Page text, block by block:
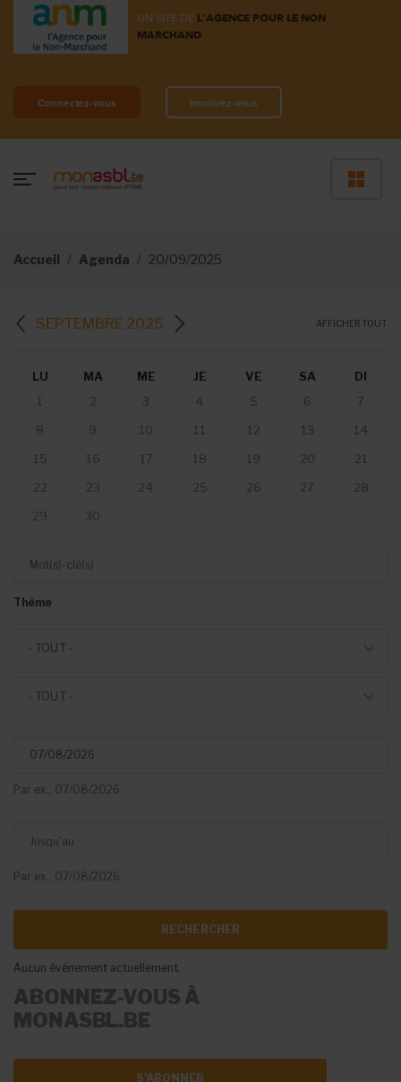
UN SITE DE L'AGENCE POUR LE NON
MARCHAND
Connectez-vous Inscrivez-vous
Accueil Agenda 20/09/2025
SEPTEMBRE 2025
LU MA ME JE VE SA
DI
1
2 3 4 5 6
7
8
9 10 11 12 13
14
15
16 17 18 19 20
21
22
23 24 25 26 27
28
29
30
AFFICHER TOUT
Thème
- TOUT -
- TOUT -
Par ex., 07/08/2026
Par ex., 07/08/2026
Aucun événement actuellement.
ABONNEZ-VOUS À
MONASBL.BE
S'ABONNER